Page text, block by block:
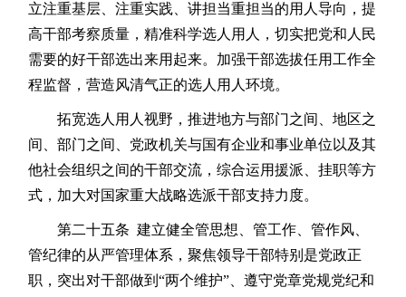
立注重基层、注重实践、讲担当重担当的用人导向，提
高干部考察质量，精准科学选人用人，切实把党和人民
需要的好干部选出来用起来。加强干部选拔任用工作全
程监督，营造风清气正的选人用人环境。
拓宽选人用人视野，推进地方与部门之间、地区之
间、部门之间、党政机关与国有企业和事业单位以及其
他社会组织之间的干部交流，综合运用援派、挂职等方
式，加大对国家重大战略选派干部支持力度。
第二十五条 建立健全管思想、管工作、管作风、
管纪律的从严管理体系，聚焦领导干部特别是党政正
职，突出对干部做到“两个维护”、遵守党章党规党纪和